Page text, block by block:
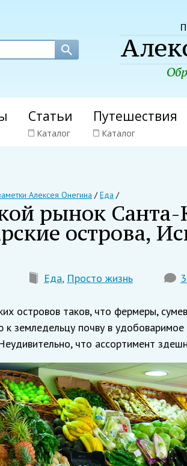
Статьи
Каталог
Путешествия
Каталог
Алексея Онегина /Еда /
рынок
острова,
Еда, Просто жизнь
островов таков, что фермеры,
земледельцу почву в
что ассортимент